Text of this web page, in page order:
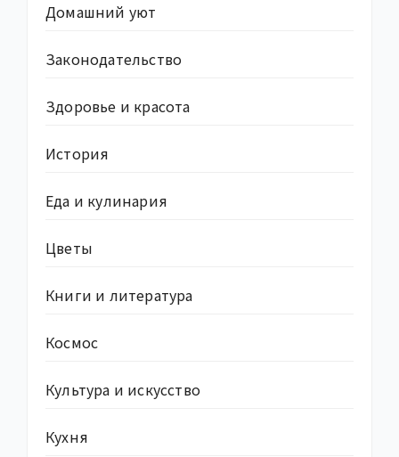
Домашний уют
Законодательство
Здоровье и красота
История
Еда и кулинария
Цветы
Книги и литература
Космос
Культура и искусство
Кухня